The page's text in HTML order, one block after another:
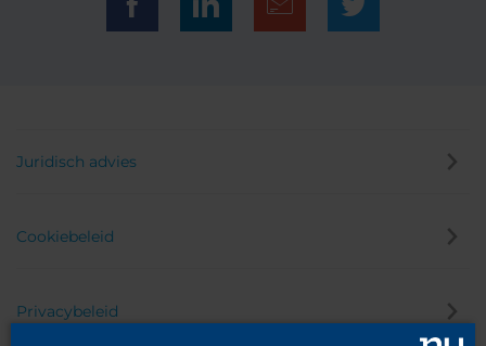
Juridisch advies
Cookiebeleid
Privacybeleid